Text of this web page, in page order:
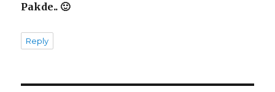
Pakde.. 🙂
Reply